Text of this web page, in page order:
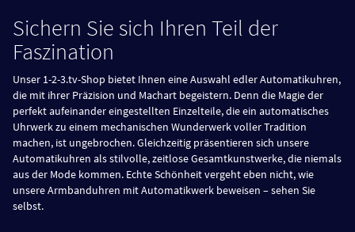
Sichern Sie sich Ihren Teil der
Faszination
Unser 1-2-3.tv-Shop bietet Ihnen eine Auswahl edler Automatikuhren,
die mit ihrer Präzision und Machart begeistern. Denn die Magie der
perfekt aufeinander eingestellten Einzelteile, die ein automatisches
Uhrwerk zu einem mechanischen Wunderwerk voller Tradition
machen, ist ungebrochen. Gleichzeitig präsentieren sich unsere
Automatikuhren als stilvolle, zeitlose Gesamtkunstwerke, die niemals
aus der Mode kommen. Echte Schönheit vergeht eben nicht, wie
unsere Armbanduhren mit Automatikwerk beweisen – sehen Sie
selbst.